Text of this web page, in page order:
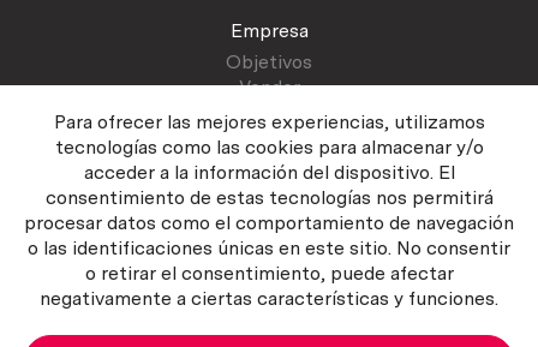
Para ofrecer las mejores experiencias, utilizamos
tecnologías como las cookies para almacenar y/o
acceder a la información del dispositivo. El
consentimiento de estas tecnologías nos permitirá
procesar datos como el comportamiento de navegación
o las identificaciones únicas en este sitio. No consentir
o retirar el consentimiento, puede afectar
negativamente a ciertas características y funciones.
Empresa
Objetivos
Vender
Atención al cliente
Contactar
Manual del vendedor